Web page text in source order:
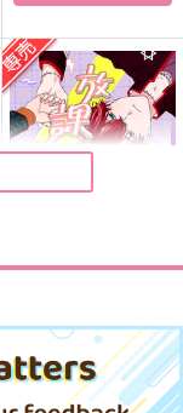
アガペー
Ultra Beige
472円（税込）
ミスラ×ルチル
サンプル
あなぐらやま
専売 990円（税込）
魔法使いの約束